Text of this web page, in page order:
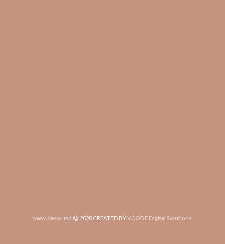
www.decor.md 2020 CREATED BYVCODE Digital Solutions